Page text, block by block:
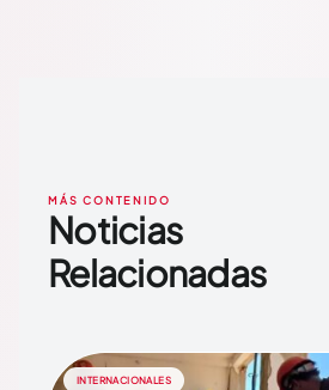
MÁS CONTENIDO
Noticias
Relacionadas
INTERNACIONALES